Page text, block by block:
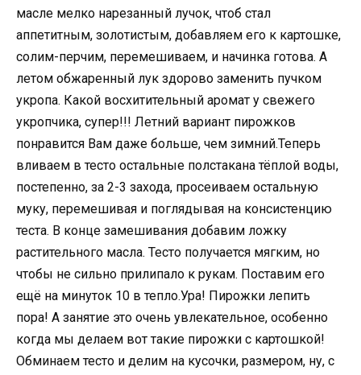
масле мелко нарезанный лучок, чтоб стал
аппетитным, золотистым, добавляем его к картошке,
солим-перчим, перемешиваем, и начинка готова. А
летом обжаренный лук здорово заменить пучком
укропа. Какой восхитительный аромат у свежего
укропчика, супер!!! Летний вариант пирожков
понравится Вам даже больше, чем зимний.Теперь
вливаем в тесто остальные полстакана тёплой воды,
постепенно, за 2-3 захода, просеиваем остальную
муку, перемешивая и поглядывая на консистенцию
теста. В конце замешивания добавим ложку
растительного масла. Тесто получается мягким, но
чтобы не сильно прилипало к рукам. Поставим его
ещё на минуток 10 в тепло.Ура! Пирожки лепить
пора! А занятие это очень увлекательное, особенно
когда мы делаем вот такие пирожки с картошкой!
Обминаем тесто и делим на кусочки, размером, ну, с